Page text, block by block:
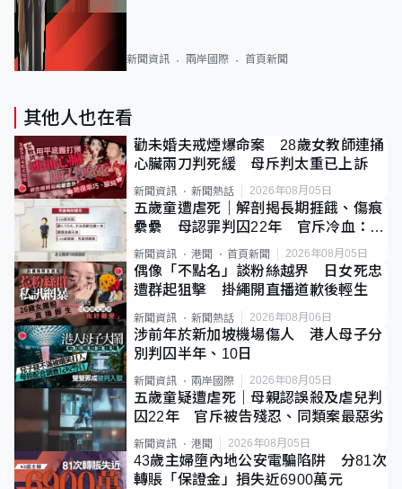
新聞資訊 兩岸國際 首頁新聞
其他人也在看
勸未婚夫戒煙爆命案 28歲女教師連捅
心臟兩刀判死緩 母斥判太重已上訴
新聞資訊 新聞熱話 2026年08月05日
五歲童遭虐死｜解剖揭長期捱餓、傷痕
纍纍 母認罪判囚22年 官斥冷血：同
類案最惡劣
新聞資訊 港聞 首頁新聞 2026年08月05日
偶像「不點名」談粉絲越界 日女死忠
遭群起狙擊 掛繩開直播道歉後輕生
新聞資訊 新聞熱話 2026年08月06日
涉前年於新加坡機場傷人 港人母子分
別判囚半年、10日
新聞資訊 兩岸國際 2026年08月05日
五歲童疑遭虐死｜母親認誤殺及虐兒判
囚22年 官斥被告殘忍、同類案最惡劣
新聞資訊 港聞 2026年08月05日
43歲主婦墮內地公安電騙陷阱 分81次
轉賬「保證金」損失近6900萬元